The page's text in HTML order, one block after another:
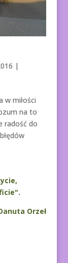
|
miłości
na to
radość do
Orzeł